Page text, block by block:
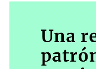
Década
mamá de
“Estamos como el día